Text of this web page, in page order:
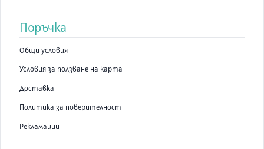
Поръчка
Общи условия
Условия за ползване на карта
Доставка
Политика за поверителност
Рекламации